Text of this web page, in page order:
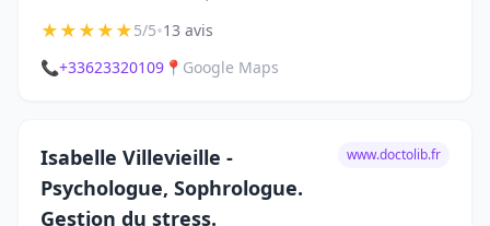
★★★★★5/5•13 avis
📞+33623320109 📍 Google Maps
Isabelle Villevieille -
Psychologue, Sophrologue.
Gestion du stress.
www.doctolib.fr